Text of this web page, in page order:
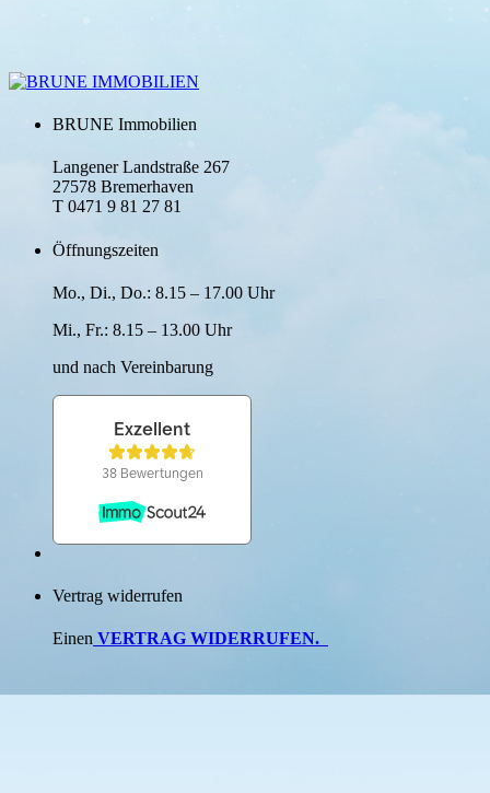
BRUNE Immobilien
Langener Landstraße 267
27578 Bremerhaven
T 0471 9 81 27 81
Öffnungszeiten
Mo., Di., Do.: 8.15 – 17.00 Uhr
Mi., Fr.: 8.15 – 13.00 Uhr
und nach Verein­barung
Vertrag widerrufen
Einen VERTRAG WIDERRUFEN.